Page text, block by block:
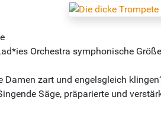
Orchestra symphonische
zart und engelsgleich
Säge, präparierte und